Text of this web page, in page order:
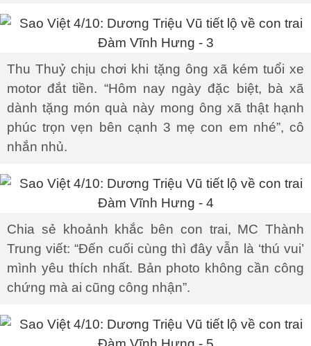
Thu Thuỷ chịu chơi khi tặng ông xã kém tuổi xe
motor đắt tiền. “Hôm nay ngày đặc biệt, bà xã
dành tặng món quà này mong ông xã thật hạnh
phúc trọn vẹn bên cạnh 3 mẹ con em nhé”, cô
nhắn nhủ.
Chia sẻ khoảnh khắc bên con trai, MC Thành
Trung viết: “Đến cuối cùng thì đây vẫn là ‘thú vui’
mình yêu thích nhất. Bản photo không cần công
chứng mà ai cũng công nhận”.